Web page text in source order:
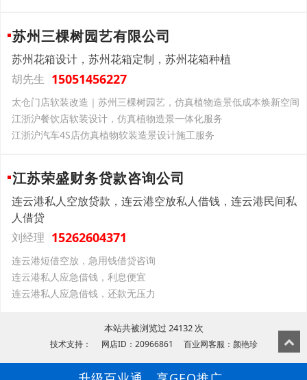
苏州三棵树园艺有限公司
苏州花箱设计，苏州花箱定制，苏州花箱种植
胡先生 15051456227
太仓门店软装改造｜苏州三棵树园艺，仿真植物造景低成本焕新空间
江浙沪餐饮店软装设计，仿真植物造景一体化服务
江浙沪汽车4S店仿真植物软装造景设计施工服务
江苏荣盛财务贷款咨询公司
连云港私人空放贷款，连云港空放私人借钱，连云港民间私
人借贷
刘经理 15262604371
连云港短借空放，急用钱借贷咨询
连云港私人应急借钱，利息便宜
连云港私人应急借钱，还款无压力
本站共被浏览过 24132 次
技术支持： 网店ID：20966861 百业网客服：颜艳珍